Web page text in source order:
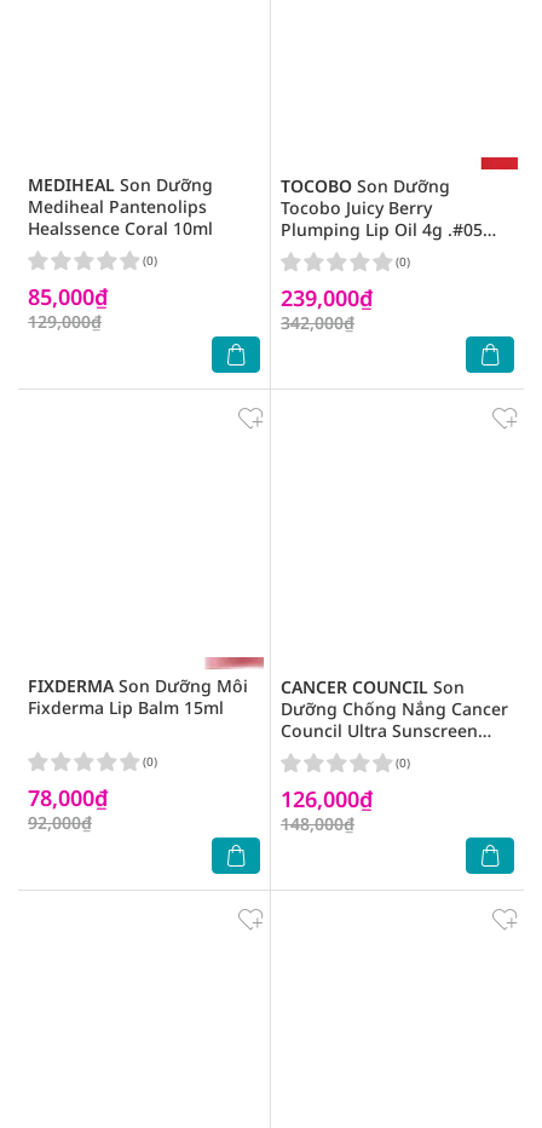
MEDIHEAL Son Dưỡng
Mediheal Pantenolips
Healssence Coral 10ml
85,000₫
129,000₫
(0)
TOCOBO Son Dưỡng
Tocobo Juicy Berry
Plumping Lip Oil 4g .#05
Rosy Girl
239,000₫
342,000₫
(0)
FIXDERMASon Dưỡng Môi
Fixderma Lip Balm 15ml
78,000₫
92,000₫
(0)
CANCER COUNCIL Son
Dưỡng Chống Nắng Cancer
Council Ultra Sunscreen
Lipbalm SPF50+ 4g
126,000₫
148,000₫
(0)